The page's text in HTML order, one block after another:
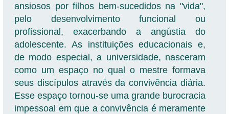
ansiosos por filhos bem-sucedidos na "vida",
pelo desenvolvimento funcional ou
profissional, exacerbando a angústia do
adolescente. As instituições educacionais e,
de modo especial, a universidade, nasceram
como um espaço no qual o mestre formava
seus discípulos através da convivência diária.
Esse espaço tornou-se uma grande burocracia
impessoal em que a convivência é meramente